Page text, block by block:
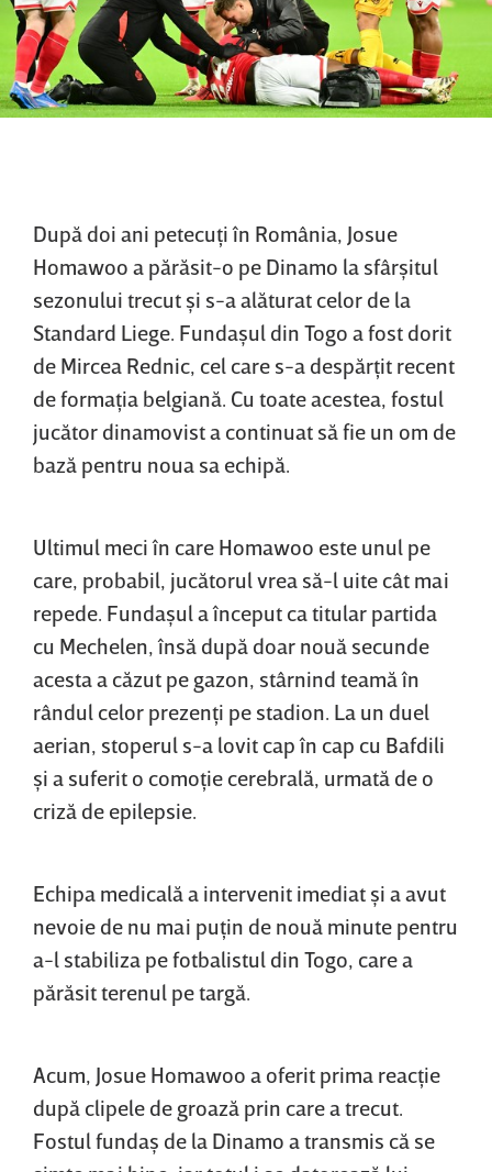
După doi ani petecuţi în România, Josue
Homawoo a părăsit-o pe Dinamo la sfârşitul
sezonului trecut şi s-a alăturat celor de la
Standard Liege. Fundaşul din Togo a fost dorit
de Mircea Rednic, cel care s-a despărţit recent
de formaţia belgiană. Cu toate acestea, fostul
jucător dinamovist a continuat să fie un om de
bază pentru noua sa echipă.
Ultimul meci în care Homawoo este unul pe
care, probabil, jucătorul vrea să-l uite cât mai
repede. Fundaşul a început ca titular partida
cu Mechelen, însă după doar nouă secunde
acesta a căzut pe gazon, stârnind teamă în
rândul celor prezenţi pe stadion. La un duel
aerian, stoperul s-a lovit cap în cap cu Bafdili
şi a suferit o comoţie cerebrală, urmată de o
criză de epilepsie.
Echipa medicală a intervenit imediat şi a avut
nevoie de nu mai puţin de nouă minute pentru
a-l stabiliza pe fotbalistul din Togo, care a
părăsit terenul pe targă.
Acum, Josue Homawoo a oferit prima reacţie
după clipele de groază prin care a trecut.
Fostul fundaş de la Dinamo a transmis că se